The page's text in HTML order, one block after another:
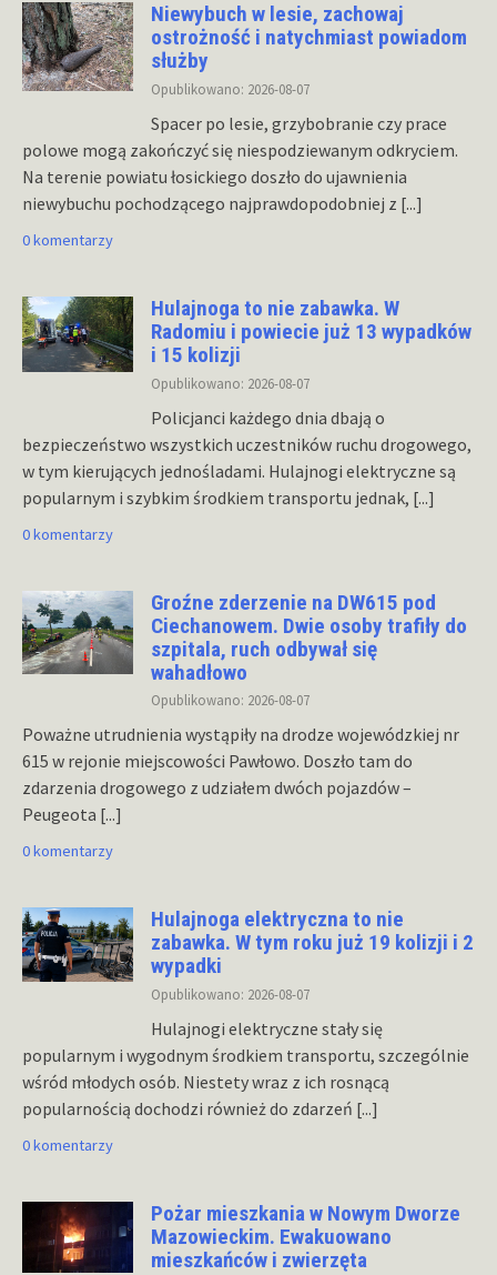
Niewybuch w lesie, zachowaj
ostrożność i natychmiast powiadom
służby
Opublikowano: 2026-08-07
Spacer po lesie, grzybobranie czy prace
polowe mogą zakończyć się niespodziewanym odkryciem.
Na terenie powiatu łosickiego doszło do ujawnienia
niewybuchu pochodzącego najprawdopodobniej z [...]
0 komentarzy
Hulajnoga to nie zabawka. W
Radomiu i powiecie już 13 wypadków
i 15 kolizji
Opublikowano: 2026-08-07
Policjanci każdego dnia dbają o
bezpieczeństwo wszystkich uczestników ruchu drogowego,
w tym kierujących jednośladami. Hulajnogi elektryczne są
popularnym i szybkim środkiem transportu jednak, [...]
0 komentarzy
Groźne zderzenie na DW615 pod
Ciechanowem. Dwie osoby trafiły do
szpitala, ruch odbywał się
wahadłowo
Opublikowano: 2026-08-07
Poważne utrudnienia wystąpiły na drodze wojewódzkiej nr
615 w rejonie miejscowości Pawłowo. Doszło tam do
zdarzenia drogowego z udziałem dwóch pojazdów –
Peugeota [...]
0 komentarzy
Hulajnoga elektryczna to nie
zabawka. W tym roku już 19 kolizji i 2
wypadki
Opublikowano: 2026-08-07
Hulajnogi elektryczne stały się
popularnym i wygodnym środkiem transportu, szczególnie
wśród młodych osób. Niestety wraz z ich rosnącą
popularnością dochodzi również do zdarzeń [...]
0 komentarzy
Pożar mieszkania w Nowym Dworze
Mazowieckim. Ewakuowano
mieszkańców i zwierzęta